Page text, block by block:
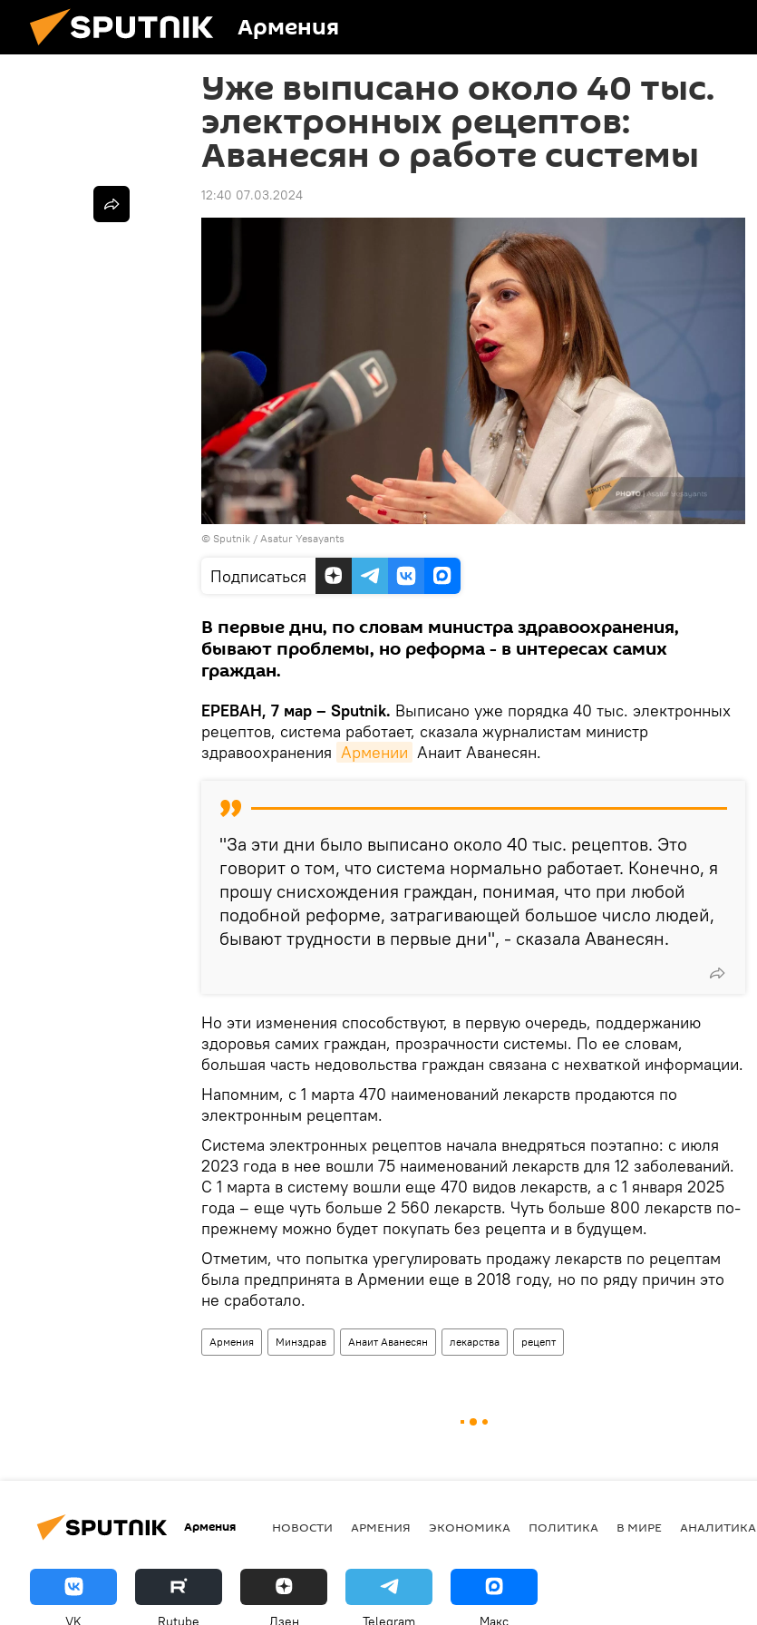
Армения
Уже выписано около 40 тыс.
электронных рецептов:
Аванесян о работе системы
12:40 07.03.2024
© Sputnik / Asatur Yesayants
Подписаться
В первые дни, по словам министра здравоохранения,
бывают проблемы, но реформа - в интересах самих
граждан.
ЕРЕВАН, 7 мар – Sputnik. Выписано уже порядка 40 тыс. электронных
рецептов, система работает, сказала журналистам министр
здравоохранения Армении Анаит Аванесян.
"За эти дни было выписано около 40 тыс. рецептов. Это
говорит о том, что система нормально работает. Конечно, я
прошу снисхождения граждан, понимая, что при любой
подобной реформе, затрагивающей большое число людей,
бывают трудности в первые дни", - сказала Аванесян.
Но эти изменения способствуют, в первую очередь, поддержанию
здоровья самих граждан, прозрачности системы. По ее словам,
большая часть недовольства граждан связана с нехваткой информации.
Напомним, с 1 марта 470 наименований лекарств продаются по
электронным рецептам.
Система электронных рецептов начала внедряться поэтапно: с июля
2023 года в нее вошли 75 наименований лекарств для 12 заболеваний.
С 1 марта в систему вошли еще 470 видов лекарств, а с 1 января 2025
года – еще чуть больше 2 560 лекарств. Чуть больше 800 лекарств по-
прежнему можно будет покупать без рецепта и в будущем.
Отметим, что попытка урегулировать продажу лекарств по рецептам
была предпринята в Армении еще в 2018 году, но по ряду причин это
не сработало.
Армения Минздрав Анаит Аванесян лекарства рецепт
Армения НОВОСТИ АРМЕНИЯ ЭКОНОМИКА ПОЛИТИКА В МИРЕ АНАЛИТИКА
VK Rutube Дзен Telegram Макс